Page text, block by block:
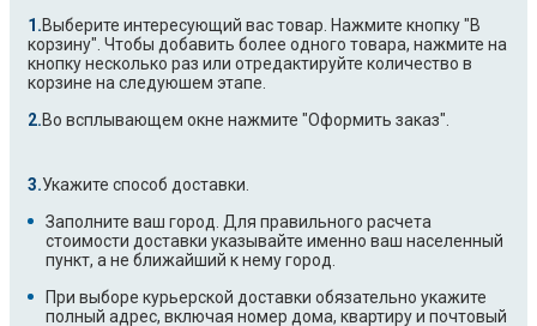
Выберите интересующий вас товар. Нажмите кнопку "В
корзину". Чтобы добавить более одного товара, нажмите на
кнопку несколько раз или отредактируйте количество в
корзине на следуюшем этапе.
Во всплывающем окне нажмите "Оформить заказ".
Укажите способ доставки.
Заполните ваш город. Для правильного расчета
стоимости доставки указывайте именно ваш населенный
пункт, а не ближайший к нему город.
При выборе курьерской доставки обязательно укажите
полный адрес, включая номер дома, квартиру и почтовый